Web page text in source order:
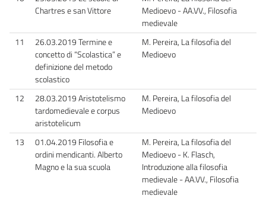
Chartres e san Vittore
Medioevo - AA.VV., Filosofia
medievale
11
26.03.2019 Termine e
concetto di “Scolastica” e
definizione del metodo
scolastico
M. Pereira, La filosofia del
Medioevo
12
28.03.2019 Aristotelismo
tardomedievale e corpus
aristotelicum
M. Pereira, La filosofia del
Medioevo
13
01.04.2019 Filosofia e
ordini mendicanti. Alberto
Magno e la sua scuola
M. Pereira, La filosofia del
Medioevo - K. Flasch,
Introduzione alla filosofia
medievale - AA.VV., Filosofia
medievale